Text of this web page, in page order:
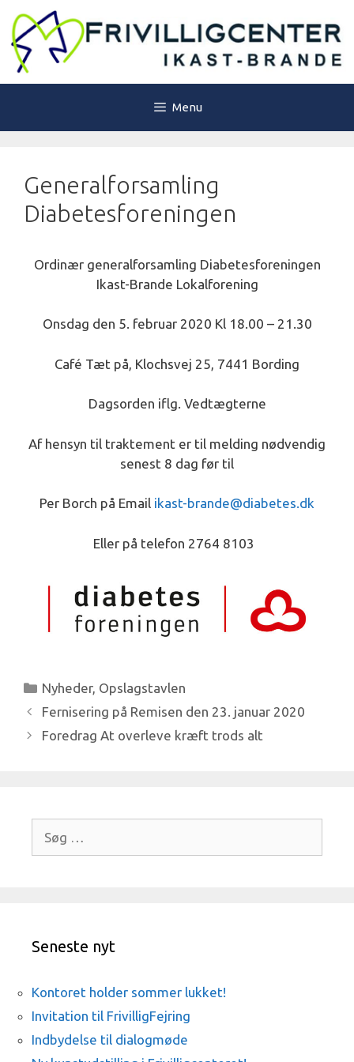
indhold
Menu
Generalforsamling
Diabetesforeningen
Ordinær generalforsamling Diabetesforeningen
Ikast-Brande Lokalforening
Onsdag den 5. februar 2020 Kl 18.00 – 21.30
Café Tæt på, Klochsvej 25, 7441 Bording
Dagsorden iflg. Vedtægterne
Af hensyn til traktement er til melding nødvendig
senest 8 dag før til
Per Borch på Email ikast-brande@diabetes.dk
Eller på telefon 2764 8103
Kategorier
Nyheder, Opslagstavlen
Fernisering på Remisen den 23. januar 2020
Foredrag At overleve kræft trods alt
efter:
Seneste nyt
Kontoret holder sommer lukket!
Invitation til FrivilligFejring
Indbydelse til dialogmøde